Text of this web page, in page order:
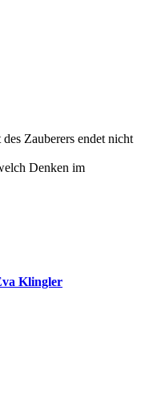
Zauberers endet nicht
Denken im
Klingler